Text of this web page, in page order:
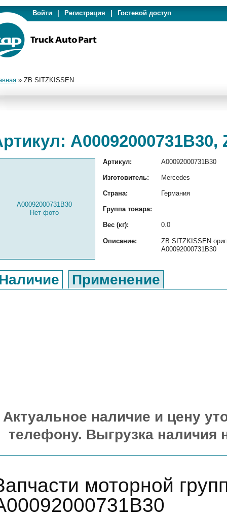
Войти Регистрация Гостевой доступ
» ZB SITZKISSEN
A00092000731B30,
A00092000731B30
Нет фото
Артикул: A00092000731B30
Изготовитель: Mercedes
Страна: Германия
Группа товара:
Вес (кг): 0.0
Описание:
ZB SITZKISSEN
A00092000731B30
Применение
Актуальное наличие и цену
телефону. Выгрузка наличия
моторной